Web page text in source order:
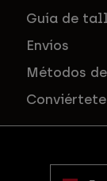
Guía de
Envíos
Métodos